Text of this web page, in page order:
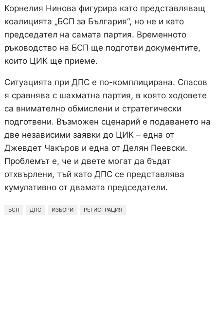
Корнелия Нинова фигурира като представляващ
коалицията „БСП за България“, но не и като
председател на самата партия. Временното
ръководство на БСП ще подготви документите,
които ЦИК ще приеме.
Ситуацията при ДПС е по-комплицирана. Спасов
я сравнява с шахматна партия, в която ходовете
са внимателно обмислени и стратегически
подготвени. Възможен сценарий е подаването на
две независими заявки до ЦИК – една от
Джевдет Чакъров и една от Делян Пеевски.
Проблемът е, че и двете могат да бъдат
отхвърлени, тъй като ДПС се представлява
кумулативно от двамата председатели.
БСП ДПС ИЗБОРИ РЕГИСТРАЦИЯ